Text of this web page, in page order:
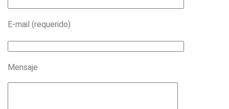
E-mail (requerido)
Mensaje